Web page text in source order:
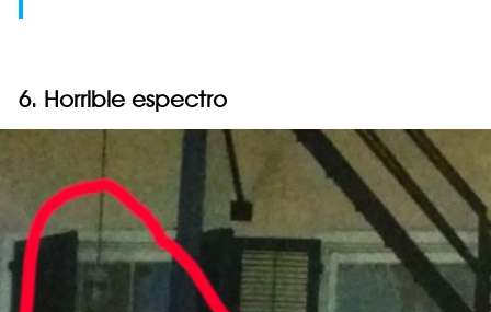
6. Horrible espectro